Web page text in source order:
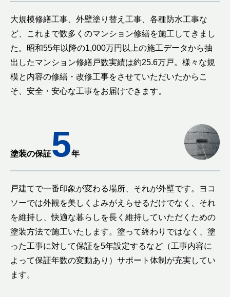
大規模修繕工事、外壁塗り替え工事、各種防水工事な
ど、これまで数多くのマンション修繕を施工してきまし
た。昭和55年以降の1,000万円以上の施工データから抽
出したマンション修繕戸数実績は約25.6万戸。様々な規
模と内容の修繕・改修工事をさせていただいたからこ
そ、安全・安心な工事をお届けできます。
塗装の保証5年
戸建てで一番印象が変わる場所、それが外壁です。ヨコ
ソーでは外観を美しくよみがえらせるだけでなく、それ
を維持し、快適な暮らしを長く維持していただくための
塗装方法で施工いたします。塗って終わりではなく、塗
った工事に対して保証を5年設定するなど（工事内容に
よって保証年数の変動あり）サポート体制が充実してい
ます。